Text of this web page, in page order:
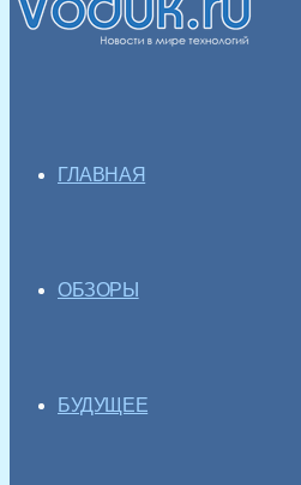
ГЛАВНАЯ
ОБЗОРЫ
БУДУЩЕЕ